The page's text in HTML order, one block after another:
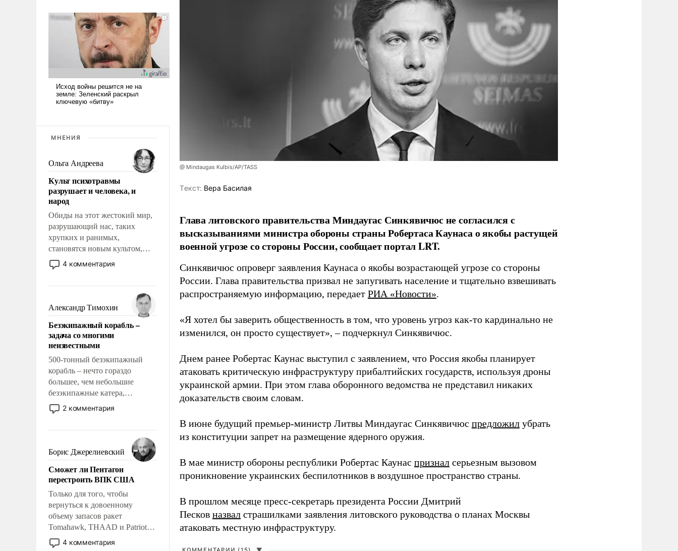
МНЕНИЯ
Ольга Андреева
Культ психотравмы
разрушает и человека, и
народ
Обиды на этот жестокий мир,
разрушающий нас, таких
хрупких и ранимых,
становятся новым культом,
постепенно вытесняя и
отменяя традиционное
мужественным и твердым под
ударами судьбы, брать на себя
ответственность, помогать
слабым, идти вперед и
адаптироваться.
4 комментария
Александр Тимохин
Безэкипажный корабль –
задача со многими
неизвестными
500-тонный безэкипажный
корабль – нечто гораздо
большее, чем небольшие
безэкипажные катера,
применение которых уже
стало обыденностью. Задача по
сложна и амбициозна. Однако
и ее реализация радикально
поднимет наши боевые
возможности.
2 комментария
Борис Джерелиевский
Сможет ли Пентагон
перестроить ВПК США
Только для того, чтобы
вернуться к довоенному
объему запасов ракет
Tomahawk, THAAD и Patriot
США потребуется более трех
лет. Даже небольшая война с
4 комментария
@ Mindaugas Kulbis/AP/TASS
Tекст: Вера Басилая
Глава литовского правительства Миндаугас Синкявичюс не согласился с
высказываниями министра обороны страны Робертаса Каунаса о якобы растущей
военной угрозе со стороны России, сообщает портал LRT.
Синкявичюс опроверг заявления Каунаса о якобы возрастающей угрозе со стороны
России. Глава правительства призвал не запугивать население и тщательно взвешивать
распространяемую информацию, передает РИА «Новости».
«Я хотел бы заверить общественность в том, что уровень угроз как-то кардинально не
изменился, он просто существует», – подчеркнул Синкявичюс.
Днем ранее Робертас Каунас выступил с заявлением, что Россия якобы планирует
атаковать критическую инфраструктуру прибалтийских государств, используя дроны
украинской армии. При этом глава оборонного ведомства не представил никаких
доказательств своим словам.
В июне будущий премьер-министр Литвы Миндаугас Синкявичюс предложил убрать
из конституции запрет на размещение ядерного оружия.
В мае министр обороны республики Робертас Каунас признал серьезным вызовом
проникновение украинских беспилотников в воздушное пространство страны.
В прошлом месяце пресс-секретарь президента России Дмитрий
Песков назвал страшилками заявления литовского руководства о планах Москвы
атаковать местную инфраструктуру.